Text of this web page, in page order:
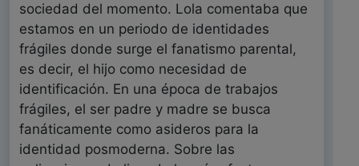
sociedad del momento. Lola comentaba que
estamos en un periodo de identidades
frágiles donde surge el fanatismo parental,
es decir, el hijo como necesidad de
identificación. En una época de trabajos
frágiles, el ser padre y madre se busca
fanáticamente como asideros para la
identidad posmoderna. Sobre las